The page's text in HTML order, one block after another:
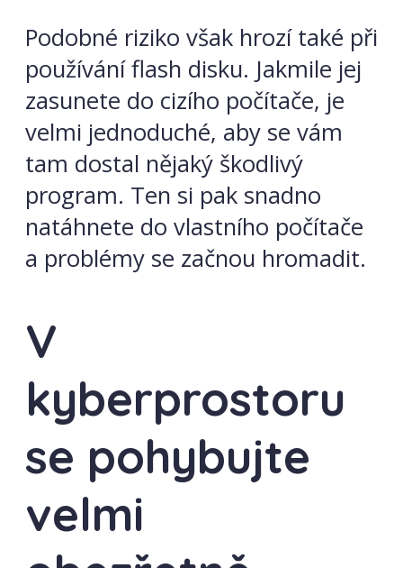
Podobné riziko však hrozí také při
používání flash disku. Jakmile jej
zasunete do cizího počítače, je
velmi jednoduché, aby se vám
tam dostal nějaký škodlivý
program. Ten si pak snadno
natáhnete do vlastního počítače
a problémy se začnou hromadit.
V
kyberprostoru
se pohybujte
velmi